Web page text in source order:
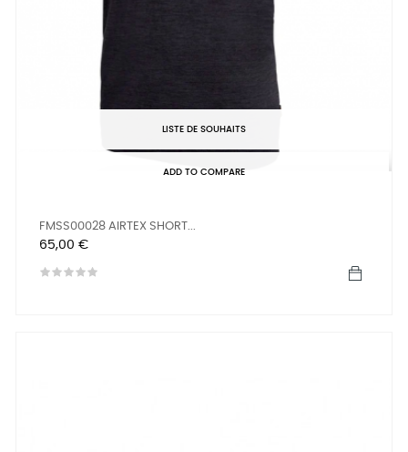
LISTE DE SOUHAITS
ADD TO COMPARE
FMSS00028 AIRTEX SHORT...
Prix
65,00 €